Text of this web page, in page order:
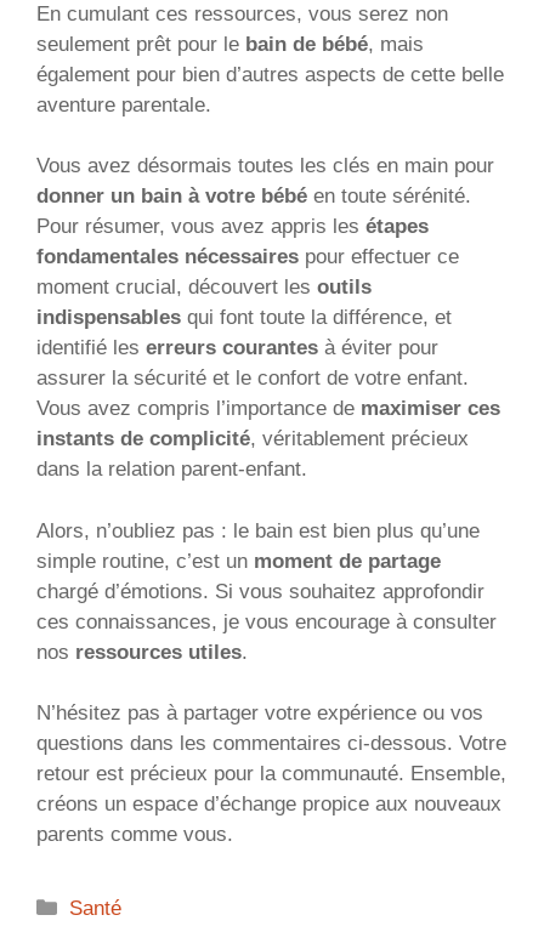
En cumulant ces ressources, vous serez non
seulement prêt pour le bain de bébé, mais
également pour bien d’autres aspects de cette belle
aventure parentale.
Vous avez désormais toutes les clés en main pour
donner un bain à votre bébé en toute sérénité.
Pour résumer, vous avez appris les étapes
fondamentales nécessaires pour effectuer ce
moment crucial, découvert les outils
indispensables qui font toute la différence, et
identifié les erreurs courantes à éviter pour
assurer la sécurité et le confort de votre enfant.
Vous avez compris l’importance de maximiser ces
instants de complicité, véritablement précieux
dans la relation parent-enfant.
Alors, n’oubliez pas : le bain est bien plus qu’une
simple routine, c’est un moment de partage
chargé d’émotions. Si vous souhaitez approfondir
ces connaissances, je vous encourage à consulter
nos ressources utiles.
N’hésitez pas à partager votre expérience ou vos
questions dans les commentaires ci-dessous. Votre
retour est précieux pour la communauté. Ensemble,
créons un espace d’échange propice aux nouveaux
parents comme vous.
Catégories
Santé